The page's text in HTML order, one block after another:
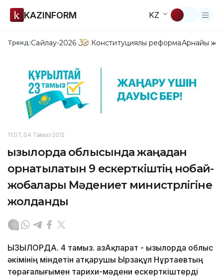
KAZINFORM KZ
Тренд:Сайлау-2026 Конституциялық реформаАрнайы
11:07, 04 Тамыз 2012
Қызылорда облысында жаңадан
орнатылатын 9 ескерткіштің нобай-
жобалары Мәдениет министрлігіне
жолданды
ҚЫЗЫЛОРДА. 4 тамыз. ҚазАқпарат - Қызылорда облыс
әкімінің міндетін атқарушы Ырзақұл Нұртаевтың
төрағалығымен тарихи-мәдени ескерткіштерді